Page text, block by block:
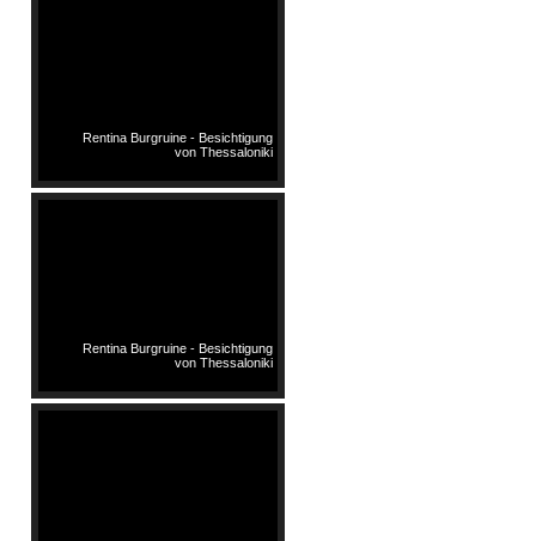
Rentina Burgruine - Besichtigung
von Thessaloniki
Rentina Burgruine - Besichtigung
von Thessaloniki